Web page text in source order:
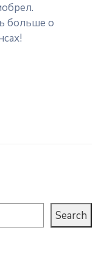
больше о
Search